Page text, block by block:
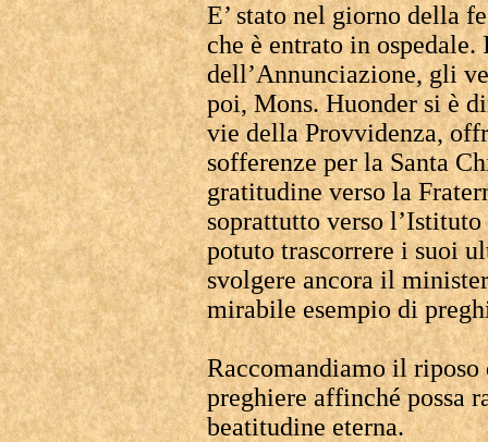
E’ stato nel giorno della
che è entrato in
dell’Annunciazione, gli
poi, Mons. Huonder si è
vie della Provvidenza,
sofferenze per la Santa
gratitudine verso la
soprattutto verso
potuto trascorrere i suoi
svolgere ancora il
mirabile esempio di
Raccomandiamo il riposo
preghiere affinché possa
beatitudine eterna.